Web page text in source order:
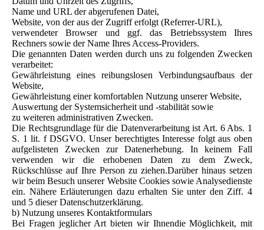
Name und URL der abgerufenen Datei,
Website, von der aus der Zugriff erfolgt (Referrer-URL),
verwendeter Browser und ggf. das Betriebssystem Ihres
Rechners sowie der Name Ihres Access-Providers.
Die genannten Daten werden durch uns zu folgenden Zwecken
verarbeitet:
Gewährleistung eines reibungslosen Verbindungsaufbaus der
Website,
Gewährleistung einer komfortablen Nutzung unserer Website,
Auswertung der Systemsicherheit und -stabilität sowie
zu weiteren administrativen Zwecken.
Die Rechtsgrundlage für die Datenverarbeitung ist Art. 6 Abs. 1
S. 1 lit. f DSGVO. Unser berechtigtes Interesse folgt aus oben
aufgelisteten Zwecken zur Datenerhebung. In keinem Fall
verwenden wir die erhobenen Daten zu dem Zweck,
Rückschlüsse auf Ihre Person zu ziehen.Darüber hinaus setzen
wir beim Besuch unserer Website Cookies sowie Analysedienste
ein. Nähere Erläuterungen dazu erhalten Sie unter den Ziff. 4
und 5 dieser Datenschutzerklärung.
b) Nutzung unseres Kontaktformulars
Bei Fragen jeglicher Art bieten wir Ihnendie Möglichkeit, mit